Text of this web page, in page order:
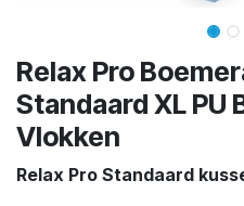
Relax Pro
Standaard XL PU
Vlokken
Relax Pro Standaard